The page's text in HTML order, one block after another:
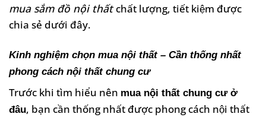
mua sắm đồ nội thấtchất lượng, tiết kiệm được
chia sẻ dưới đây.
Kinh nghiệm chọn mua nội thất – Cần thống nhất
phong cách nội thất chung cư
Trước khi tìm hiểu nên mua nội thất chung cư ở
đâu, bạn cần thống nhất được phong cách nội thất